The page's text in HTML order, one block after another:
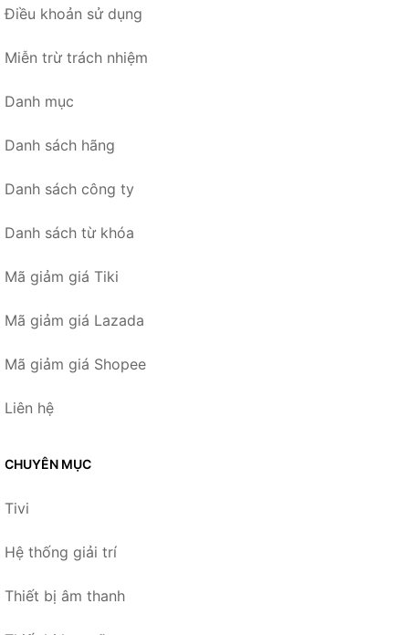
Điều khoản sử dụng
Miễn trừ trách nhiệm
Danh mục
Danh sách hãng
Danh sách công ty
Danh sách từ khóa
Mã giảm giá Tiki
Mã giảm giá Lazada
Mã giảm giá Shopee
Liên hệ
CHUYÊN MỤC
Tivi
Hệ thống giải trí
Thiết bị âm thanh